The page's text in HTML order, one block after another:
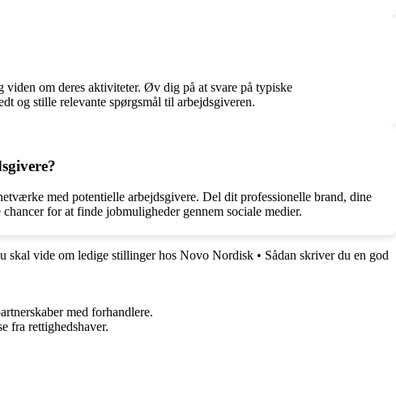
viden om deres aktiviteter. Øv dig på at svare på typiske
og stille relevante spørgsmål til arbejdsgiveren.
med potentielle arbejdsgivere. Del dit professionelle brand, dine
for at finde jobmuligheder gennem sociale medier.
skal vide om ledige stillinger hos Novo Nordisk • Sådan skriver du en god
med forhandlere.
fra rettighedshaver.